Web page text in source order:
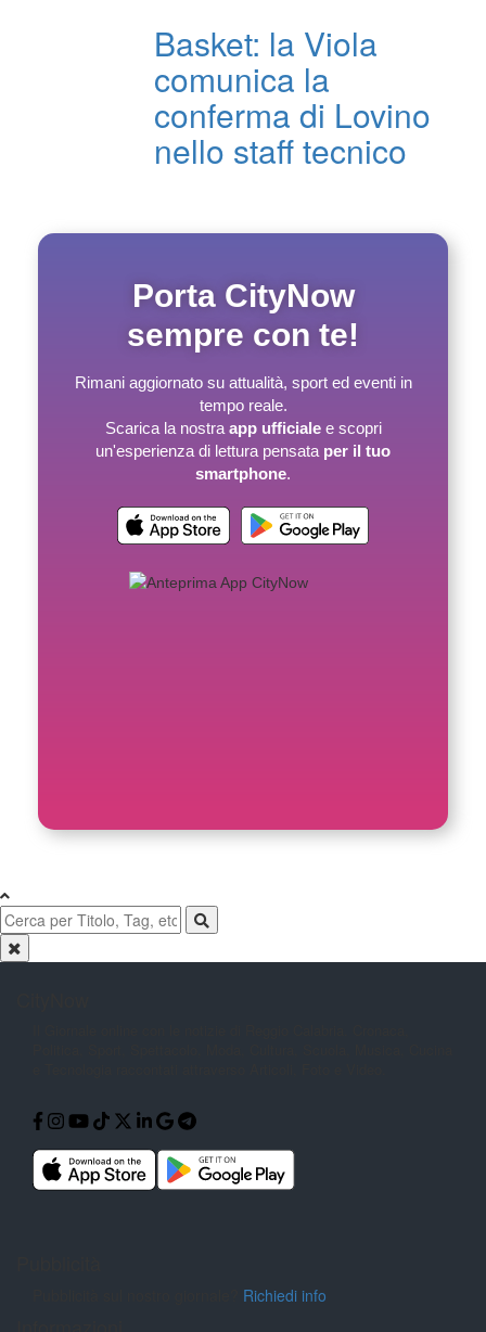
Basket: la Viola
comunica la
conferma di Lovino
nello staff tecnico
Porta CityNow
sempre con te!
Rimani aggiornato su attualità, sport ed eventi in
tempo reale.
Scarica la nostra app ufficialee scopri
un'esperienza di lettura pensata per il tuo
smartphone.
Richiedi info